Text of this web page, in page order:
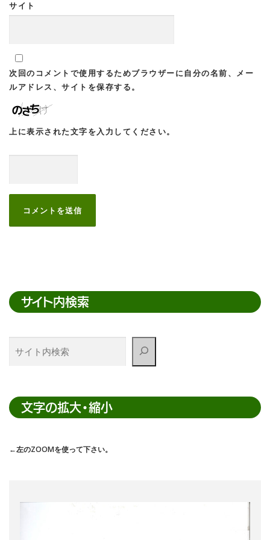
サイト
次回のコメントで使用するためブラウザーに自分の名前、メー
ルアドレス、サイトを保存する。
上に表示された文字を入力してください。
サイト内検索
検
索
文字の拡大・縮小
←左のZOOMを使って下さい。